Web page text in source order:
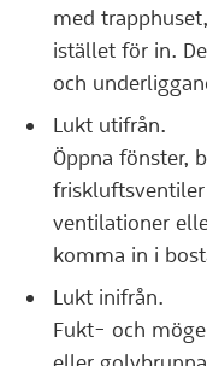
med
istället för in.
och
Lukt utifrån.
Öppna fönster,
friskluftsventiler
ventilationer
komma in i
Lukt inifrån.
Fukt- och